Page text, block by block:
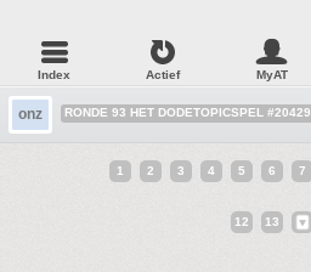
Index Actief MyAT
onz RONDE 93 HET DODETOPICSPEL #20429
1 2 3 4 5 6 7
12 13